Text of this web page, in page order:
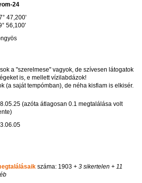
24
47,200'
56,100'
a "szerelmese" vagyok, de szívesen látogatok
is, e mellett vízilabdázok!
(a saját tempómban), de néha kisfiam is elkisér.
(azóta átlagosan 0.1 megtalálása volt
száma: 1903 + 3 sikertelen + 11